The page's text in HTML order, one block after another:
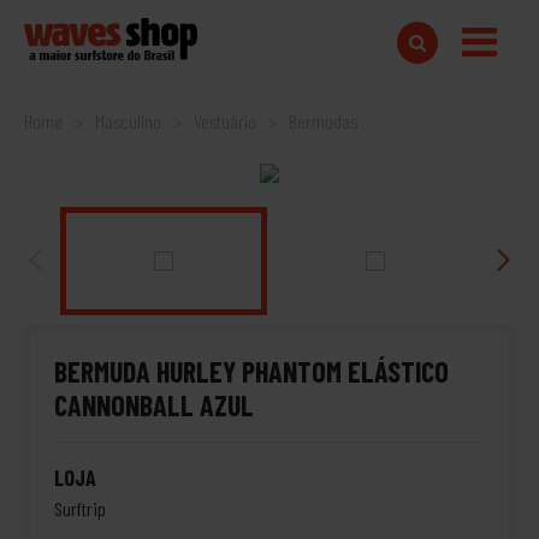
Home Bermudas
BERMUDA HURLEY PHANTOM ELÁSTICO
CANNONBALL AZUL
LOJA
Surftrip